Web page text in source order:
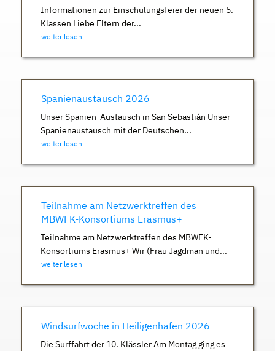
Informationen zur Einschulungsfeier der neuen 5.
Klassen Liebe Eltern der...
weiter lesen
Spanienaustausch 2026
Unser Spanien-Austausch in San Sebastián Unser
Spanienaustausch mit der Deutschen...
weiter lesen
Teilnahme am Netzwerktreffen des
MBWFK-Konsortiums Erasmus+
Teilnahme am Netzwerktreffen des MBWFK-
Konsortiums Erasmus+ Wir (Frau Jagdman und...
weiter lesen
Windsurfwoche in Heiligenhafen 2026
Die Surffahrt der 10. Klässler Am Montag ging es